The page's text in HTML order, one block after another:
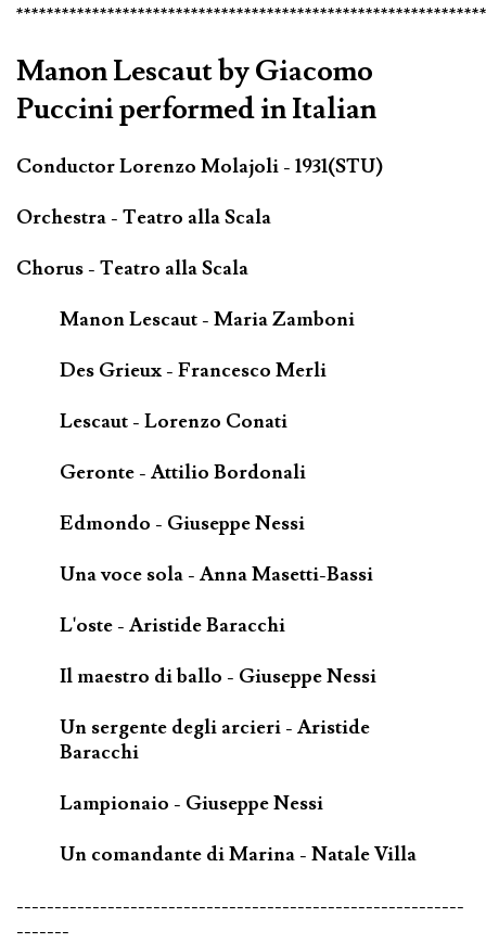
Manon Lescaut by Giacomo
Puccini performed in Italian
Conductor Lorenzo Molajoli - 1931(STU)
Orchestra - Teatro alla Scala
Chorus - Teatro alla Scala
Manon Lescaut - Maria Zamboni
Des Grieux - Francesco Merli
Lescaut - Lorenzo Conati
Geronte - Attilio Bordonali
Edmondo - Giuseppe Nessi
Una voce sola - Anna Masetti-Bassi
L'oste - Aristide Baracchi
Il maestro di ballo - Giuseppe Nessi
Un sergente degli arcieri - Aristide
Baracchi
Lampionaio - Giuseppe Nessi
Un comandante di Marina - Natale Villa
-----------------------------------------------------------
-------